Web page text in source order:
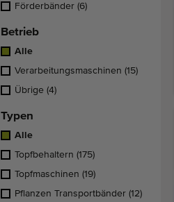
Förderbänder (6)
Betrieb
Alle
Verarbeitungsmaschinen (15)
Übrige (4)
Typen
Alle
Topfbehaltern (175)
Topfmaschinen (19)
Pflanzen Transportbänder (12)